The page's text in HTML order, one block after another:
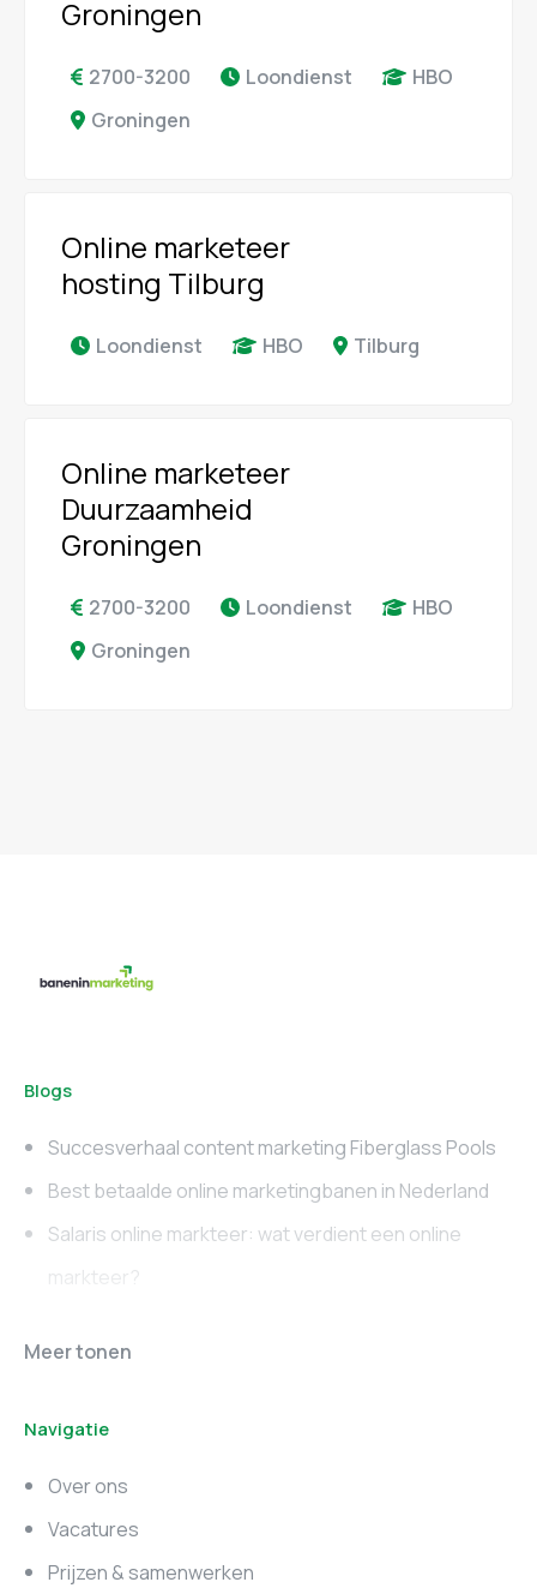
Groningen
2700-3200 Loondienst
HBO
Groningen
Online marketeer
hosting Tilburg
Loondienst HBO Tilburg
Online marketeer
Duurzaamheid
Groningen
2700-3200 Loondienst
HBO
Groningen
Blogs
Succesverhaal content marketing Fiberglass Pools
Best betaalde online marketingbanen in Nederland
Salaris online markteer: wat verdient een online
markteer?
Online marketing
Marketing vacatures
Zuid-Holland
Marketing vacatures
Utrecht
Meer tonen
Navigatie
Over ons
Vacatures
Prijzen & samenwerken